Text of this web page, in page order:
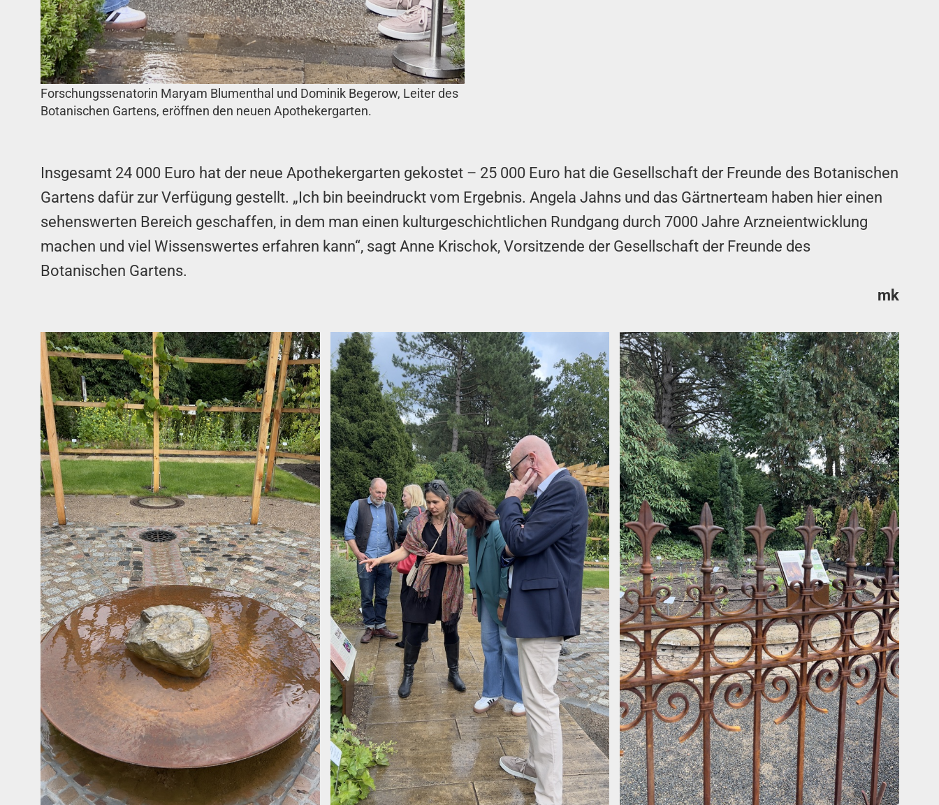
Forschungssenatorin Maryam Blumenthal und Dominik Begerow, Leiter des
Botanischen Gartens, eröffnen den neuen Apothekergarten.
Insgesamt 24 000 Euro hat der neue Apothekergarten gekostet – 25 000 Euro hat die Gesellschaft der Freunde des Botanischen
Gartens dafür zur Verfügung gestellt. „Ich bin beeindruckt vom Ergebnis. Angela Jahns und das Gärtnerteam haben hier einen
sehenswerten Bereich geschaffen, in dem man einen kulturgeschichtlichen Rundgang durch 7000 Jahre Arzneientwicklung
machen und viel Wissenswertes erfahren kann“, sagt Anne Krischok, Vorsitzende der Gesellschaft der Freunde des
Botanischen Gartens.
mk